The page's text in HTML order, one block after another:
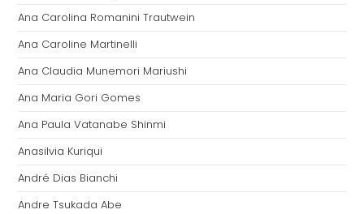
Ana Carolina Romanini Trautwein
Ana Caroline Martinelli
Ana Claudia Munemori Mariushi
Ana Maria Gori Gomes
Ana Paula Vatanabe Shinmi
Anasilvia Kuriqui
André Dias Bianchi
Andre Tsukada Abe